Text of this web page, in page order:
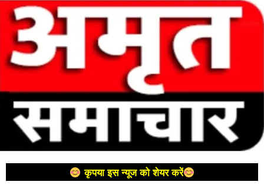
कृपया इस न्यूज को शेयर करें